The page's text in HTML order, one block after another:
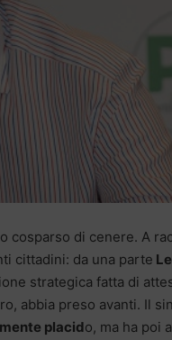
cosparso di cenere. A
cittadini: da una parte
strategica fatta di
abbia preso avanti. Il
placido, ma ha poi